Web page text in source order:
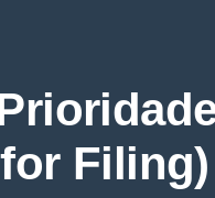
Filing)